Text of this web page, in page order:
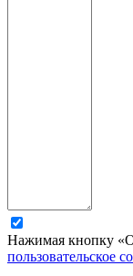
Нажимая кнопку
пользовательское